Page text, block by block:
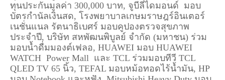
ทุนประกันมูลค่า 300,000 บาท, จูบีลี่ไดมอนด์ มอบ
บัตรกำนัลเงินสด, โรงพยาบาลเกษมราษฎร์อินเตอร์
เนชั่นแนล รัตนาธิเบศร์ มอบคูปองตรวจสุขภาพ
ประจำปี, บริษัท สหพัฒนพิบูลย์ จำกัด (มหาชน) ร่วม
มอบน้ำดื่มมองต์เฟลอ, HUAWEI มอบ HUAWEI
WATCH Power Mall และ TCL ร่วมมอบทีวี TCL
QLED TV 65 นิ้ว, TEFAL มอบหม้อทอดไร้น้ำมัน, HP